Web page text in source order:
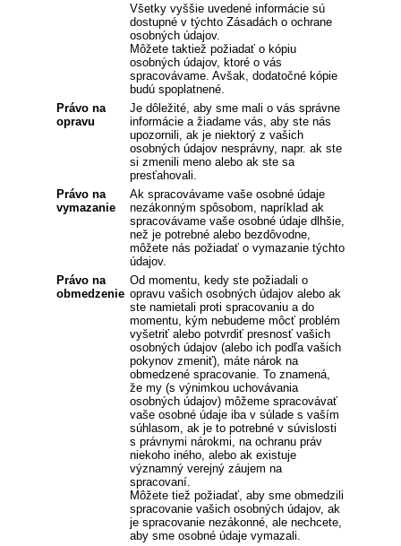
Všetky vyššie uvedené informácie sú
dostupné v týchto Zásadách o ochrane
osobných údajov.
Môžete taktiež požiadať o kópiu
osobných údajov, ktoré o vás
spracovávame. Avšak, dodatočné kópie
budú spoplatnené.
Právo na
opravu
Je dôležité, aby sme mali o vás správne
informácie a žiadame vás, aby ste nás
upozornili, ak je niektorý z vašich
osobných údajov nesprávny, napr. ak ste
si zmenili meno alebo ak ste sa
presťahovali.
Právo na
vymazanie
Ak spracovávame vaše osobné údaje
nezákonným spôsobom, napríklad ak
spracovávame vaše osobné údaje dlhšie,
než je potrebné alebo bezdôvodne,
môžete nás požiadať o vymazanie týchto
údajov.
Právo na
obmedzenie
Od momentu, kedy ste požiadali o
opravu vašich osobných údajov alebo ak
ste namietali proti spracovaniu a do
momentu, kým nebudeme môcť problém
vyšetriť alebo potvrdiť presnosť vašich
osobných údajov (alebo ich podľa vašich
pokynov zmeniť), máte nárok na
obmedzené spracovanie. To znamená,
že my (s výnimkou uchovávania
osobných údajov) môžeme spracovávať
vaše osobné údaje iba v súlade s vaším
súhlasom, ak je to potrebné v súvislosti
s právnymi nárokmi, na ochranu práv
niekoho iného, alebo ak existuje
významný verejný záujem na
spracovaní.
Môžete tiež požiadať, aby sme obmedzili
spracovanie vašich osobných údajov, ak
je spracovanie nezákonné, ale nechcete,
aby sme osobné údaje vymazali.